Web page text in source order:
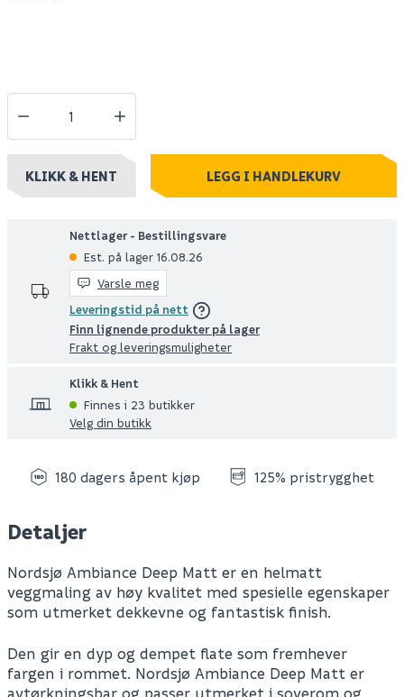
KLIKK & HENT LEGG I HANDLEKURV
Nettlager - Bestillingsvare
Est. på lager 16.08.26
Varsle meg
Leveringstid på nett
Finn lignende produkter på lager
Frakt og leveringsmuligheter
Klikk & Hent
Finnes i 23 butikker
Velg din butikk
180 dagers åpent kjøp 125% pristrygghet
Detaljer
Nordsjø Ambiance Deep Matt er en helmatt
veggmaling av høy kvalitet med spesielle egenskaper
som utmerket dekkevne og fantastisk finish.
Den gir en dyp og dempet flate som fremhever
fargen i rommet. Nordsjø Ambiance Deep Matt er
avtørkningsbar og passer utmerket i soverom og